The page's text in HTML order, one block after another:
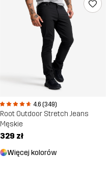
4.6 (349)
Root Outdoor Stretch Jeans
Męskie
329 zł
Więcej kolorów